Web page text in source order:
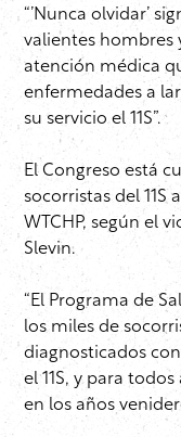
“’Nunca olvidar’
valientes hombres
atención médica
enfermedades a
su servicio el 11S”.
El Congreso está
socorristas del
WTCHP, según el
Slevin.
“El Programa de
los miles de
diagnosticados
el 11S, y para
en los años